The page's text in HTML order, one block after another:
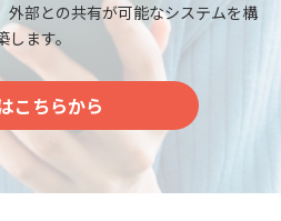
外部との共有が可能なシステムを構
します。
こちらから